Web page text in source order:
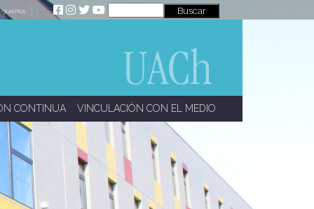
CONTINUA VINCULACIÓN CON EL MEDIO